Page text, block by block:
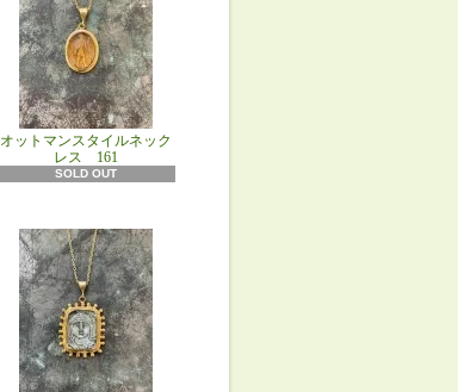
オットマンスタイルネック
レス 161
SOLD OUT